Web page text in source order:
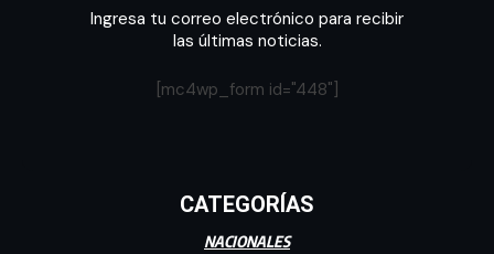
Ingresa tu correo electrónico para recibir
las últimas noticias.
[mc4wp_form id="448"]
CATEGORÍAS
NACIONALES